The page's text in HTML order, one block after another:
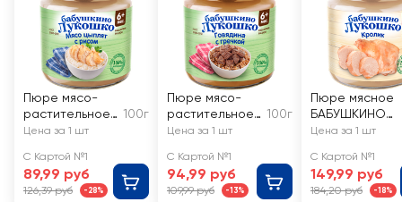
Пюре мясо-
растительное
БАБУШКИНО
Курочка Ряба с
рисовой
крупой, с 6
100г
Цена за 1 шт
С Картой №1
89,99 руб
126,39 руб -28%
Пюре мясо-
растительное
БАБУШКИНО
Говядина с
гречневой
крупой, с 6
100г
Цена за 1 шт
С Картой №1
94,99 руб
109,99 руб -13%
Пюре мясное
БАБУШКИНО
ЛУКОШКО
месяцев
Цена за 1 шт
С Картой №1
149,99 руб
184,20 руб -18%